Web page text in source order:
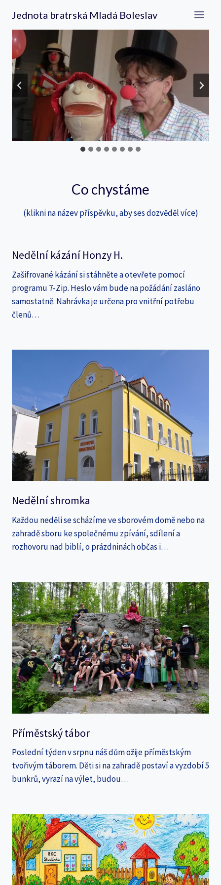
obsah
Jednota bratrská Mladá Boleslav
Co chystáme
(klikni na název příspěvku, aby ses dozvěděl více)
Nedělní kázání Honzy H.
Zašifrované kázání si stáhněte a otevřete pomocí
programu 7-Zip. Heslo vám bude na požádání zasláno
samostatně. Nahrávka je určena pro vnitřní potřebu
členů…
Nedělní shromka
Každou neděli se scházíme ve sborovém domě nebo na
zahradě sboru ke společnému zpívání, sdílení a
rozhovoru nad biblí, o prázdninách občas i…
Příměstský tábor
Poslední týden v srpnu náš dům ožije příměstským
tvořivým táborem. Děti si na zahradě postaví a vyzdobí 5
bunkrů, vyrazí na výlet, budou…